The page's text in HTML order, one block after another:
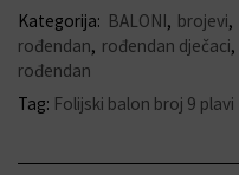
Kategorija: BALONI, brojevi,
rođendan, rođendan dječaci,
rođendan
Tag: Folijski balon broj 9 plavi